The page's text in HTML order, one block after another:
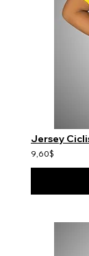
Jersey
9,60$